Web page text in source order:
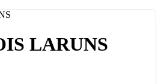
LARUNS